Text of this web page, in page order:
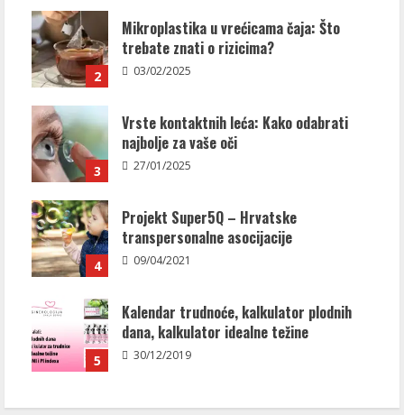
2
Mikroplastika u vrećicama čaja: Što
trebate znati o rizicima?
03/02/2025
3
Vrste kontaktnih leća: Kako odabrati
najbolje za vaše oči
27/01/2025
4
Projekt Super5Q – Hrvatske
transpersonalne asocijacije
09/04/2021
5
Kalendar trudnoće, kalkulator plodnih
dana, kalkulator idealne težine
30/12/2019